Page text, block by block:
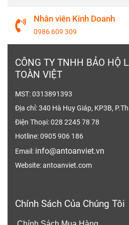
ngón chân tránh khỏi
Công dụng:Chống đinh,
Size:36 - 45
Trọng lượng:~1.2Kg/Đôi
Tiêu chuẩn an toàn:Việt
Giày Bảo Hộ XP DL01-2 là
tưởng cho những ai làm
khắc nghiệt, cần bảo vệ đôi
trước các yếu tố thời tiết.
thép chống đâm xuyên, đôi
Nhân viên Kinh Doanh
0986 609 309
CÔNG TY TNHH BẢO HỘ
TOÀN VIỆT
MST: 0313891393
Địa chỉ: 340 Hà Huy Giáp, KP3B,
Điện Thoại: 028 2245 78 78
Hotline: 0905 906 186
Email: info@antoanviet.vn
Website: antoanviet.com
Chính Sách Của Chúng Tôi